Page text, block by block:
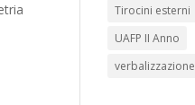
Tirocini esterni
UAFP II Anno
verbalizzazione